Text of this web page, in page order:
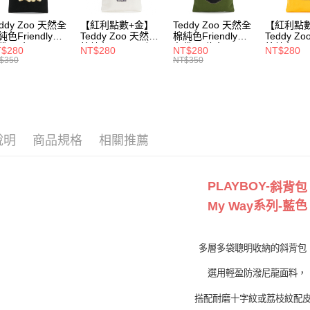
付款後7-
每筆
Zoo 天然全
色Friendly帆
-黑色
【紅利點數+金】
Teddy Zoo 天然全
棉純色Friendly帆
布袋-白色
NT$280
Teddy Zoo 天然全
棉純色Friendly帆
布袋-軍綠色
(TZB107)
NT$280
NT$350
【紅利點
Teddy
棉純色
布袋-黃色
NT$280
明 商品規格 相關推薦
PLAYBOY-斜背包
My Way系列-藍色
多層多袋聰明收納的斜背包
選用輕盈防潑尼龍面料，
搭配耐磨十字紋或荔枝紋配